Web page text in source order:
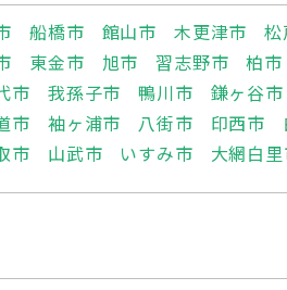
船橋市 館山市 木更津市
東金市 旭市 習志野市 柏市
市 我孫子市 鴨川市 鎌ヶ谷市
市 袖ヶ浦市 八街市 印西市
市 山武市 いすみ市 大網白